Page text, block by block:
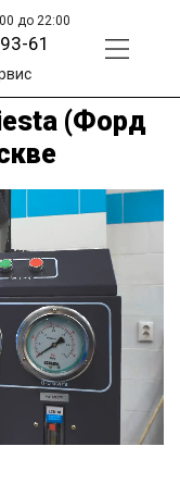
до 22:00
61
(Форд